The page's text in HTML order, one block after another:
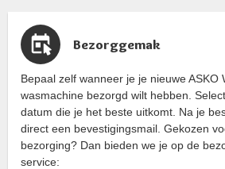
Bezorggemak
Bepaal zelf wanneer je je nieuwe ASKO
wasmachine bezorgd wilt hebben.
datum die je het beste uitkomt. Na je
direct een bevestigingsmail. Gekozen
bezorging? Dan bieden we je op de
service: